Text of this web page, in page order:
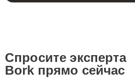
Спросите эксперта
Bork прямо сейчас